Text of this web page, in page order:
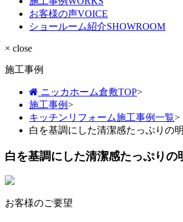
お客様の声VOICE
ショールーム紹介SHOWROOM
× close
施工事例
ニッカホーム倉敷TOP>
施工事例>
キッチンリフォーム施工事例一覧>
白を基調にした清潔感たっぷりの
白を基調にした清潔感たっぷりの
お客様のご要望